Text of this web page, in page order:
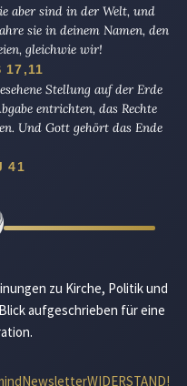
aber sind in der Welt, und
sie in deinem Namen, den
gleichwie wir!
17,11
Stellung auf der Erde
entrichten, das Rechte
Und Gott gehört das Ende
41
zu Kirche, Politik und
aufgeschrieben für eine
NewsletterWIDERSTAND!